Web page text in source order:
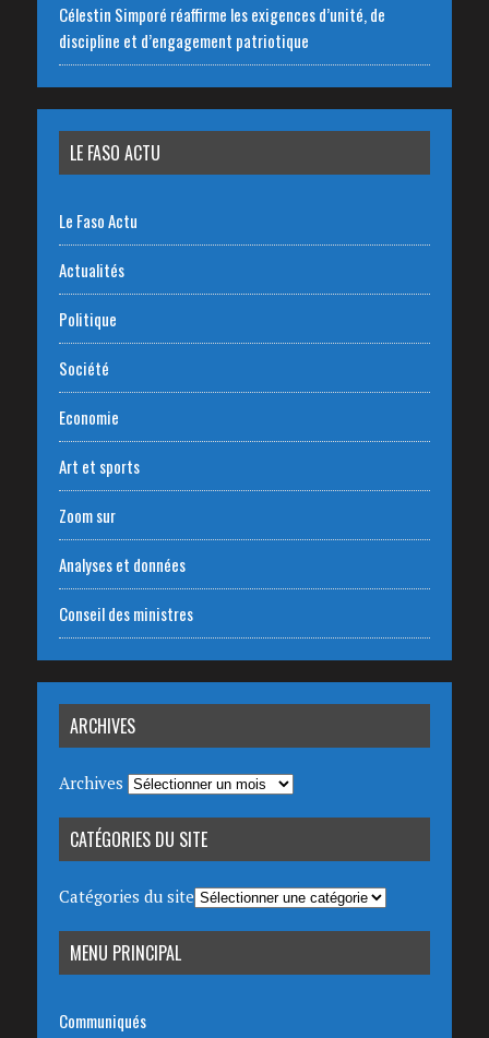
Célestin Simporé réaffirme les exigences d’unité, de
discipline et d’engagement patriotique
LE FASO ACTU
Le Faso Actu
Actualités
Politique
Société
Economie
Art et sports
Zoom sur
Analyses et données
Conseil des ministres
ARCHIVES
Archives
CATÉGORIES DU SITE
Catégories du site
MENU PRINCIPAL
Communiqués